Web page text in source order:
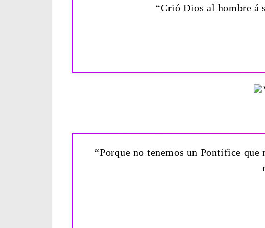
“Crió Dios al hombre á
“Porque no tenemos un Pontífice que